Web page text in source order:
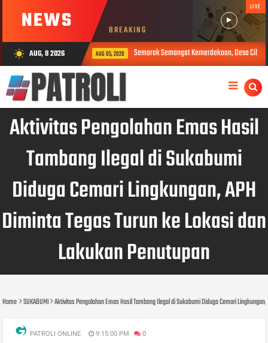
NEWS BREAKING
LIVE
wb_sunny AUG, 8 2026
AUG 05, 2026 Semarak Semangat Kemerdekaan, Desa Cibodas Gelar 11 Rangkaian
Aktivitas Pengolahan Emas Hasil
Tambang Ilegal di Sukabumi
Diduga Cemari Lingkungan, APH
Diminta Tegas Turun ke Lokasi dan
Lakukan Penutupan
Home SUKABUMI Aktivitas Pengolahan Emas Hasil Tambang Ilegal di Sukabumi Diduga Cemari
PATROLI ONLINE 9:15:00 PM 0